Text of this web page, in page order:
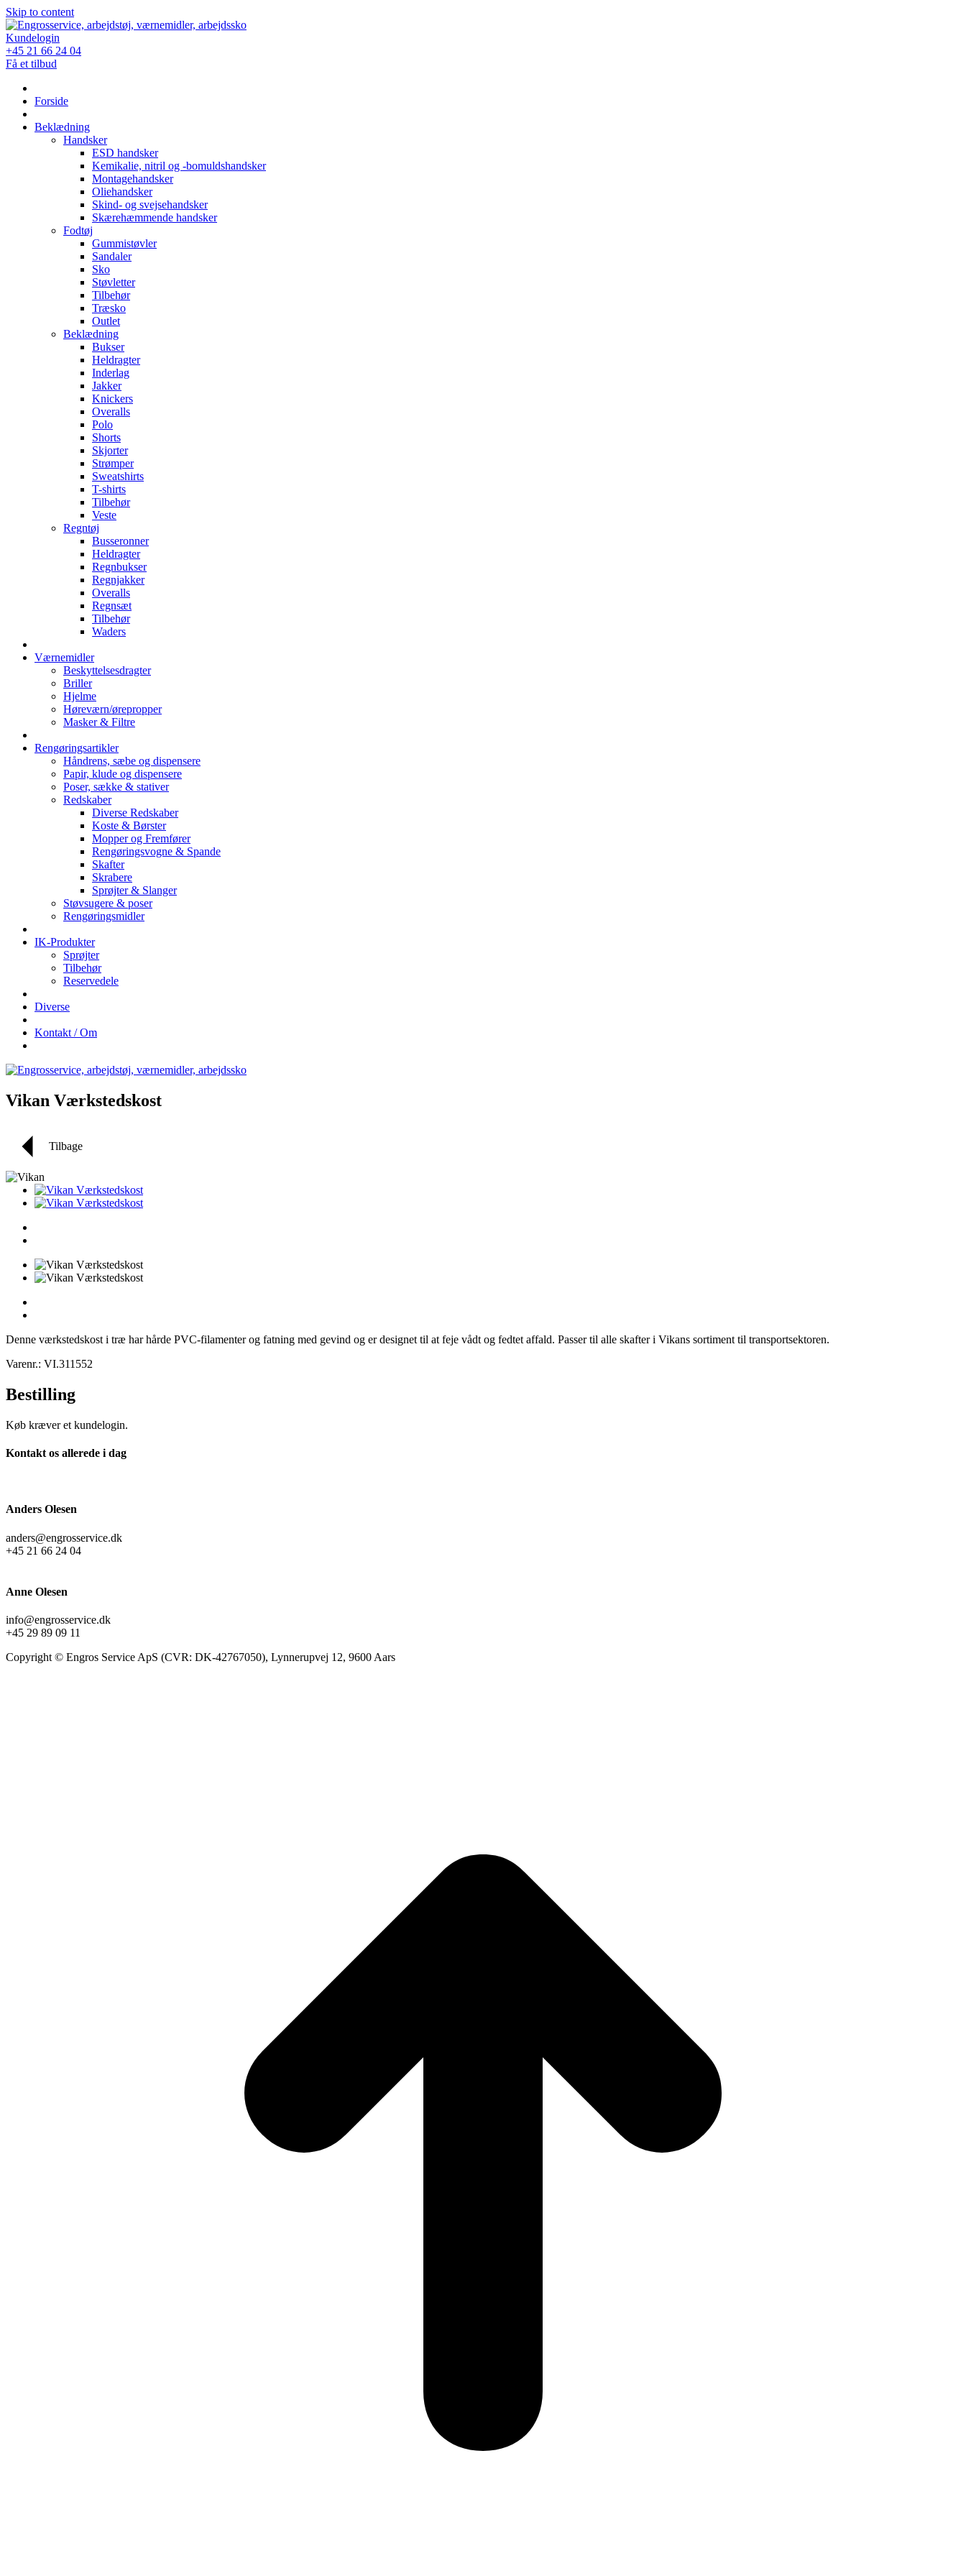
Skip to content
Kundelogin
+45 21 66 24 04
Få et tilbud
Forside
Beklædning
Handsker
ESD handsker
Kemikalie, nitril og -bomuldshandsker
Montagehandsker
Oliehandsker
Skind- og svejsehandsker
Skærehæmmende handsker
Fodtøj
Gummistøvler
Sandaler
Sko
Støvletter
Tilbehør
Træsko
Outlet
Beklædning
Bukser
Heldragter
Inderlag
Jakker
Knickers
Overalls
Polo
Shorts
Skjorter
Strømper
Sweatshirts
T-shirts
Tilbehør
Veste
Regntøj
Busseronner
Heldragter
Regnbukser
Regnjakker
Overalls
Regnsæt
Tilbehør
Waders
Værnemidler
Beskyttelsesdragter
Briller
Hjelme
Høreværn/ørepropper
Masker & Filtre
Rengøringsartikler
Håndrens, sæbe og dispensere
Papir, klude og dispensere
Poser, sække & stativer
Redskaber
Diverse Redskaber
Koste & Børster
Mopper og Fremfører
Rengøringsvogne & Spande
Skafter
Skrabere
Sprøjter & Slanger
Støvsugere & poser
Rengøringsmidler
IK-Produkter
Sprøjter
Tilbehør
Reservedele
Diverse
Kontakt / Om
Vikan Værkstedskost
Tilbage
Denne værkstedskost i træ har hårde PVC-filamenter og fatning med gevind og er designet til at feje vådt og fedtet affald. Passer til alle skafter i Vikans sortiment til transportsektoren.
Varenr.: VI.311552
Bestilling
Køb kræver et kundelogin.
Kontakt os allerede i dag
Anders Olesen
anders@engrosservice.dk
+45 21 66 24 04
Anne Olesen
info@engrosservice.dk
+45 29 89 09 11
Copyright © Engros Service ApS (CVR: DK-42767050), Lynnerupvej 12, 9600 Aars